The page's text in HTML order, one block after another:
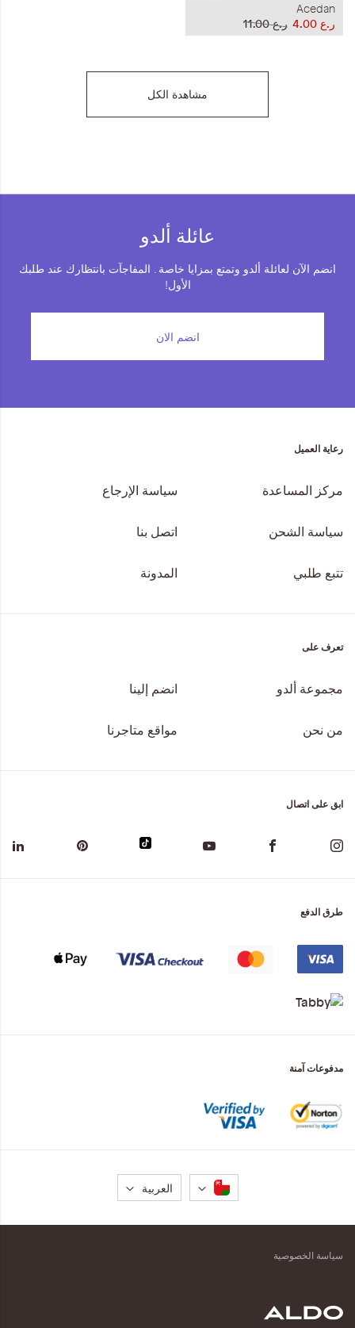
Acedan
ر.ع 11.00
ر.ع 4.00
مشاهدة الكل
عائلة ألدو
انضم الآن لعائلة ألدو وتمتع بمزايا خاصة . المفاجآت بانتظارك عند طلبك
الأول!
انضم الان
رعاية العميل
مركز المساعدة سياسة الإرجاع
سياسة الشحن اتصل بنا
تتبع طلبي المدونة
تعرف على
مجموعة ألدو انضم إلينا
من نحن مواقع متاجرنا
ابق على اتصال
طرق الدفع
مدفوعات آمنة
لغة
العربية
سياسة الخصوصية